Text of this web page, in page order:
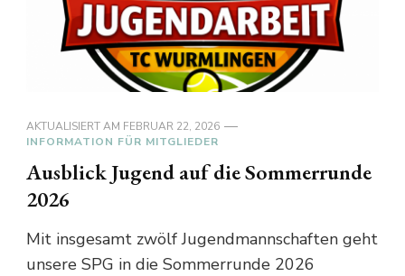
AKTUALISIERT AM FEBRUAR 22, 2026
INFORMATION FÜR MITGLIEDER
Ausblick Jugend auf die Sommerrunde
2026
Mit insgesamt zwölf Jugendmannschaften geht
unsere SPG in die Sommerrunde 2026